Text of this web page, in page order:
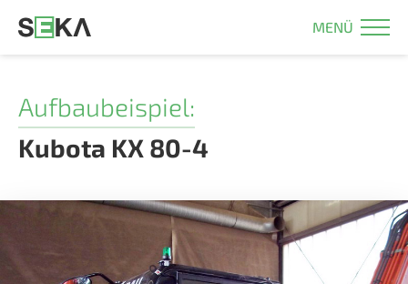
MENÜ
Aufbaubeispiel:
Kubota KX 80-4